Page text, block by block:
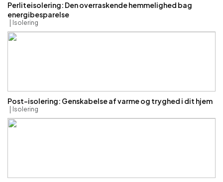
Perliteisolering: Den overraskende hemmelighed bag
energibesparelse
Isolering
Post-isolering: Genskabelse af varme og tryghed i dit hjem
Isolering